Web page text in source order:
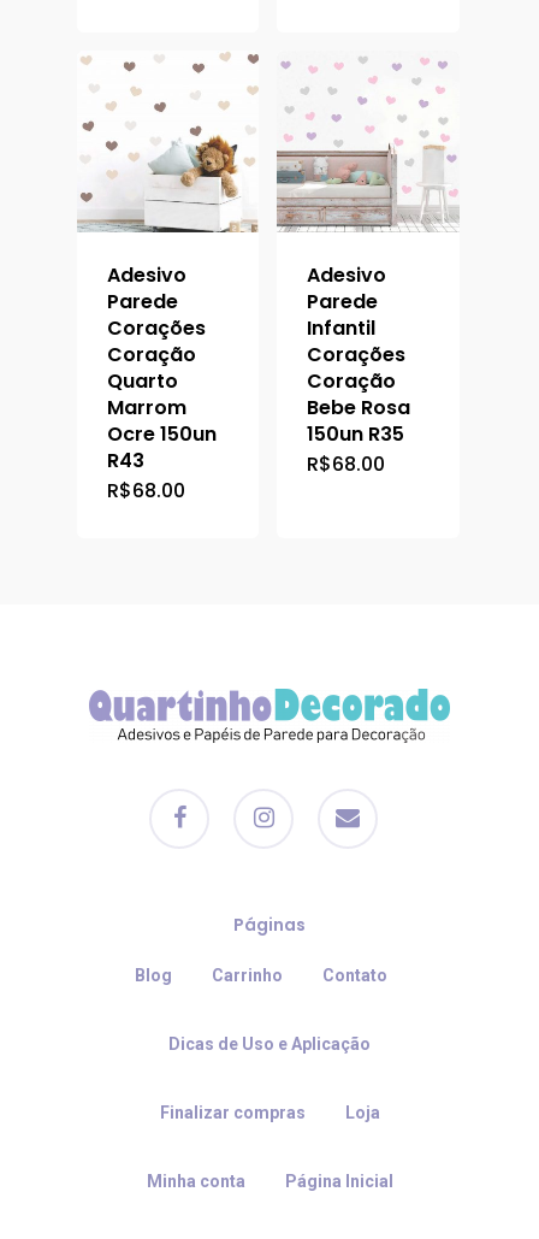
Adesivo
Parede
Corações
Coração
Quarto
Marrom
Ocre 150un
R43
R$68.00
Adesivo
Parede
Infantil
Corações
Coração
Bebe Rosa
150un R35
R$68.00
facebook instagram
Páginas
Blog Carrinho Contato
Dicas de Uso e Aplicação
Finalizar compras Loja
Minha conta Página Inicial